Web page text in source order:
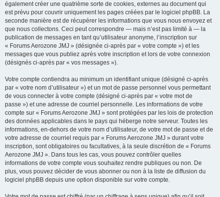
également créer une quatrième sorte de cookies, externes au document qui
est prévu pour couvrir uniquement les pages créées par le logiciel phpBB. La
seconde manière est de récupérer les informations que vous nous envoyez et
que nous collectons. Ceci peut correspondre — mais n’est pas limité à — la
publication de messages en tant qu’utilisateur anonyme, l’inscription sur
« Forums Aerozone JMJ » (désignée ci-après par « votre compte ») et les
messages que vous publiez après votre inscription et lors de votre connexion
(désignés ci-après par « vos messages »).
Votre compte contiendra au minimum un identifiant unique (désigné ci-après
par « votre nom d’utilisateur ») et un mot de passe personnel vous permettant
de vous connecter à votre compte (désigné ci-après par « votre mot de
passe ») et une adresse de courriel personnelle. Les informations de votre
compte sur « Forums Aerozone JMJ » sont protégées par les lois de protection
des données applicables dans le pays qui héberge notre serveur. Toutes les
informations, en-dehors de votre nom d’utilisateur, de votre mot de passe et de
votre adresse de courriel requis par « Forums Aerozone JMJ » durant votre
inscription, sont obligatoires ou facultatives, à la seule discrétion de « Forums
Aerozone JMJ ». Dans tous les cas, vous pouvez contrôler quelles
informations de votre compte vous souhaitez rendre publiques ou non. De
plus, vous pouvez décider de vous abonner ou non à la liste de diffusion du
logiciel phpBB depuis une option disponible sur votre compte.